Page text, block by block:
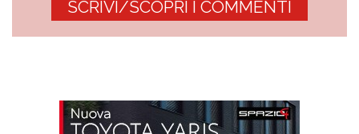
SCRIVI/SCOPRI I COMMENTI